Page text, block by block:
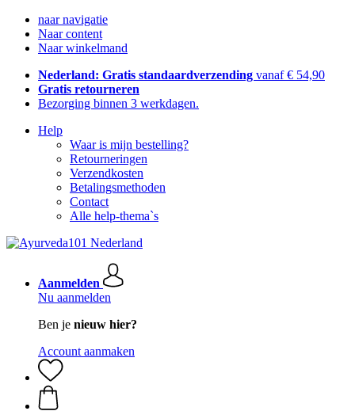
naar navigatie
Naar content
Naar winkelmand
Nederland: Gratis standaardverzending vanaf € 54,90
Gratis retourneren
Bezorging binnen 3 werkdagen.
Help
Waar is mijn bestelling?
Retourneringen
Verzendkosten
Betalingsmethoden
Contact
Alle help-thema`s
Aanmelden
Nu aanmelden
Ben je nieuw hier?
Account aanmaken